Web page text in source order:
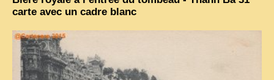
carte avec un cadre blanc